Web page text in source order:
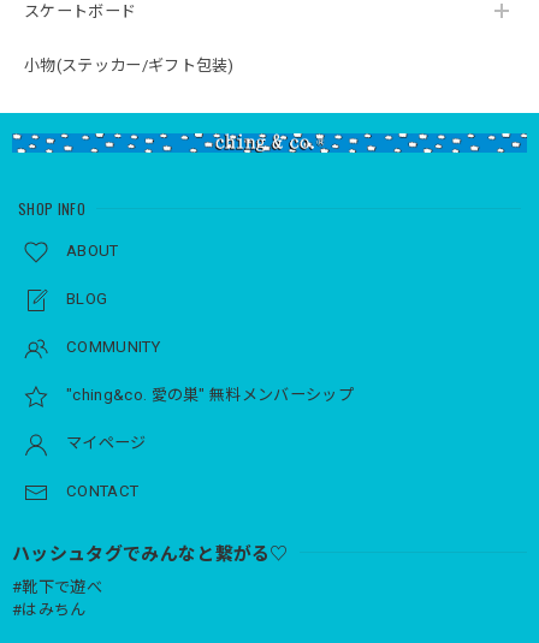
スケートボード
小物(ステッカー/ギフト包装)
SHOP INFO
ABOUT
BLOG
COMMUNITY
"ching&co. 愛の巣" 無料メンバーシップ
マイページ
CONTACT
ハッシュタグでみんなと繋がる♡
#靴下で遊べ
#はみちん